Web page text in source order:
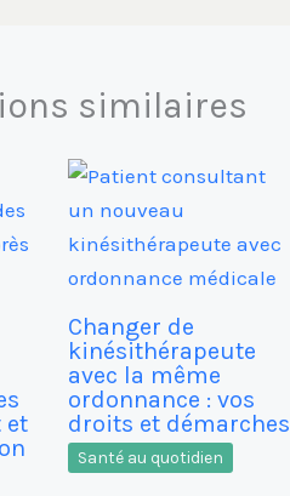
similaires
et
Changer de
kinésithérapeute
avec la même
ordonnance : vos
droits et démarches
Santé au quotidien